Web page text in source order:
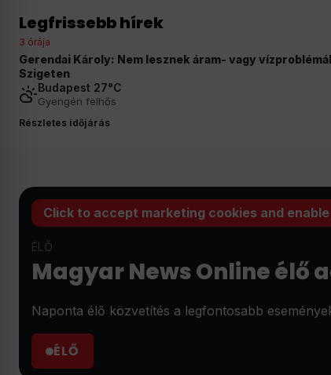
Legfrissebb hírek
3 órája
Gerendai Károly: Nem lesznek áram- vagy
Szigeten
Budapest 27°C
Gyengén felhős
Részletes időjárás
Click to accept marketing cookies and
ÉLŐ
Magyar News Online élő
Naponta élő közvetítés a legfontosabb
ÉLŐ